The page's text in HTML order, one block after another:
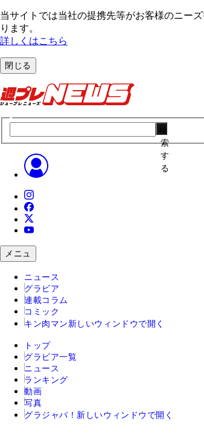
当サイトでは当社の提携先等がお客様のニー
ります。
詳しくはこちら
閉じる
索
す
る
メニュ
ニュース
グラビア
連載コラム
コミック
キン肉マン 新しいウィンドウで開く
トップ
グラビア一覧
ニュース
ランキング
動画
写真
グラジャパ！ 新しいウィンドウで開く